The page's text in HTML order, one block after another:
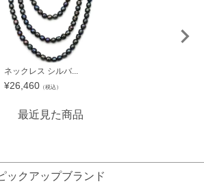
ネックレス シルバ...
¥26,460 （税込）
最近見た商品
ックアップブランド